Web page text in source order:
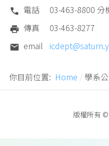
電話
03-463-8800 分
傳真
03-463-8277
email
你目前位置: Home 學系
版權所有 ©